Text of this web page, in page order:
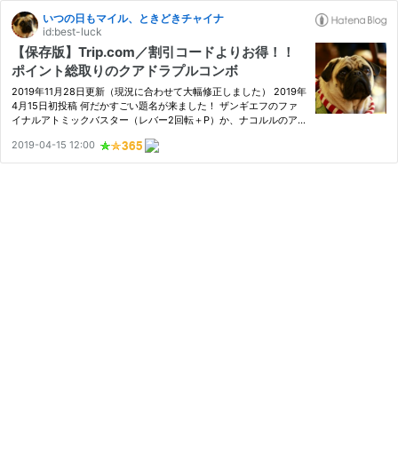
いつの日もマイル、ときどきチャイナ
id:best-luck
【保存版】Trip.com／割引コードよりお得！！
ポイント総取りのクアドラプルコンボ
2019年11月28日更新（現況に合わせて大幅修正しました） 2019年
4月15日初投稿 何だかすごい題名が来ました！ ザンギエフのファ
イナルアトミックバスター（レバー2回転＋P）か、ナコルルのア
です。 「何で天覇封神斬（←↙↓↘→←↓↙+BC）じゃない
ん？」とか、「アペフチは…
2019-04-15 12:00